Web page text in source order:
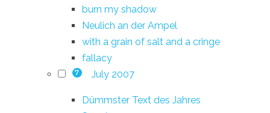
burn my shadow
Neulich an der Ampel
with a grain of salt and a cringe
fallacy
7 July 2007
Dümmster Text des Jahres